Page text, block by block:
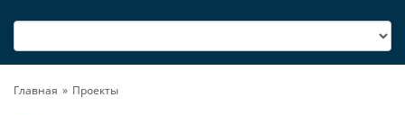
Главная Проекты